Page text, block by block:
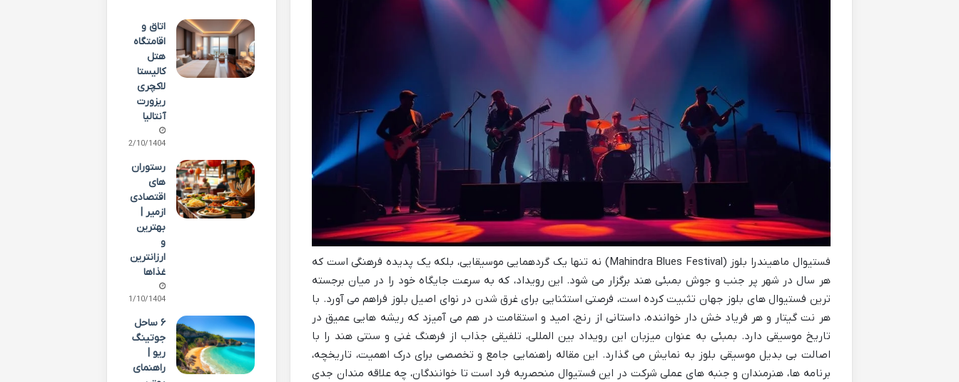
فستیوال ماهیندرا بلوز (Mahindra Blues Festival) نه تنها یک گردهمایی موسیقایی، بلکه یک پدیده فرهنگی است که
هر سال در شهر پر جنب و جوش بمبئی هند برگزار می شود. این رویداد، که به سرعت جایگاه خود را در میان برجسته
ترین فستیوال های بلوز جهان تثبیت کرده است، فرصتی استثنایی برای غرق شدن در نوای اصیل بلوز فراهم می آورد. با
هر نت گیتار و هر فریاد خش دار خواننده، داستانی از رنج، امید و استقامت در هم می آمیزد که ریشه هایی عمیق در
تاریخ موسیقی دارد. بمبئی به عنوان میزبان این رویداد بین المللی، تلفیقی جذاب از فرهنگ غنی و سنتی هند را با
اصالت بی بدیل موسیقی بلوز به نمایش می گذارد. این مقاله راهنمایی جامع و تخصصی برای درک اهمیت، تاریخچه،
برنامه ها، هنرمندان و جنبه های عملی شرکت در این فستیوال منحصربه فرد است تا خوانندگان، چه علاقه مندان جدی
اتاق و
اقامتگاه
هتل
کالیستا
لاکچری
ریزورت
آنتالیا
02/10/1404
رستوران
های
اقتصادی
ازمیر |
بهترین
و
ارزانترین
غذاها
01/10/1404
۶ ساحل
جوتینگ
ریو |
راهنمای